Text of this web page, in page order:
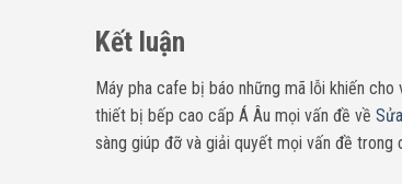
Kết luận
Máy pha cafe bị báo những mã lỗi khiến
thiết bị bếp cao cấp Á Âu mọi vấn đề về
sàng giúp đỡ và giải quyết mọi vấn đề trong